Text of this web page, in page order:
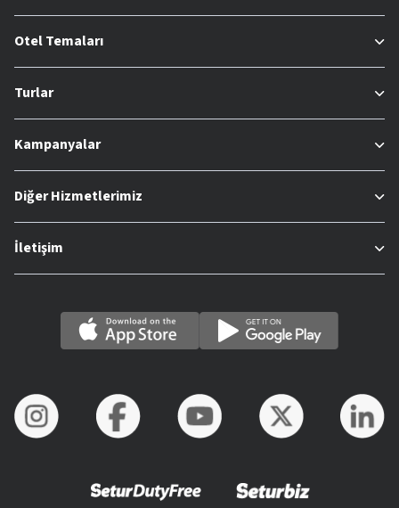
Otel Temaları
Turlar
Kampanyalar
Diğer Hizmetlerimiz
İletişim